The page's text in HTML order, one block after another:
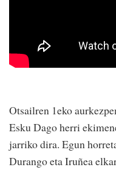
Otsailren 1eko
Esku Dago herri
jarriko dira. Egun
Durango eta Iruñea